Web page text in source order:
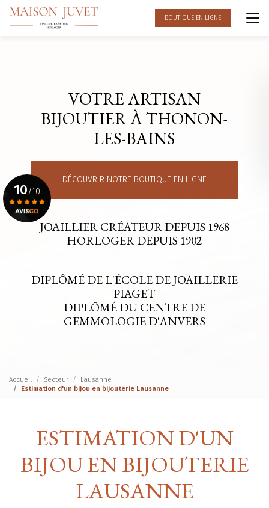
Aller
contenu
BOUTIQUE EN LIGNE
VOTRE ARTISAN
BIJOUTIER À THONON-
LES-BAINS
DÉCOUVRIR NOTRE BOUTIQUE EN LIGNE
JOAILLIER CRÉATEUR DEPUIS 1968
HORLOGER DEPUIS 1902
DIPLÔMÉ DE L'ÉCOLE DE JOAILLERIE
PIAGET
DIPLÔMÉ DU CENTRE DE
GEMMOLOGIE D'ANVERS
10/10
Voir le certificat
Accueil Secteur
Lausanne
Estimation d'un bijou en bijouterie Lausanne
ESTIMATION D'UN
BIJOU EN BIJOUTERIE
LAUSANNE